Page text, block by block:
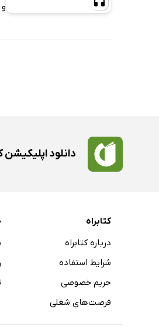
دانلود اپلیکیشن
کتابراه
درباره کتابراه
شرایط استفاده
حریم خصوصی
فرصت‌های شغلی